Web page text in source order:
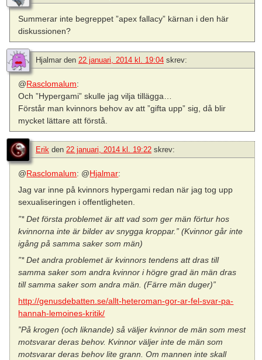
Summerar inte begreppet ”apex fallacy” kärnan i den här
diskussionen?
Hjalmar den 22 januari, 2014 kl. 19:04 skrev:
@Rasclomalum:
Och ”Hypergami” skulle jag vilja tillägga…
Förstår man kvinnors behov av att ”gifta upp” sig, då blir
mycket lättare att förstå.
Erik den 22 januari, 2014 kl. 19:22 skrev:
@Rasclomalum: @Hjalmar:
Jag var inne på kvinnors hypergami redan när jag tog upp
sexualiseringen i offentligheten.
”* Det första problemet är att vad som ger män förtur hos
kvinnorna inte är bilder av snygga kroppar.” (Kvinnor går inte
igång på samma saker som män)
”* Det andra problemet är kvinnors tendens att dras till
samma saker som andra kvinnor i högre grad än män dras
till samma saker som andra män. (Färre män duger)”
http://genusdebatten.se/allt-heteroman-gor-ar-fel-svar-pa-
hannah-lemoines-kritik/
”På krogen (och liknande) så väljer kvinnor de män som mest
motsvarar deras behov. Kvinnor väljer inte de män som
motsvarar deras behov lite grann. Om mannen inte skall